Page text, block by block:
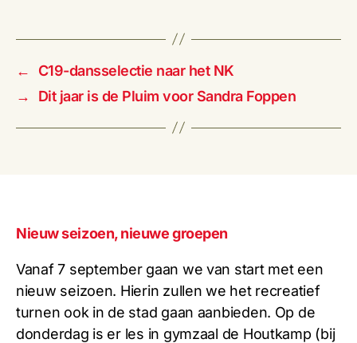
←
C19-dansselectie naar het NK
→
Dit jaar is de Pluim voor Sandra Foppen
Nieuw seizoen, nieuwe groepen
Vanaf 7 september gaan we van start met een
nieuw seizoen. Hierin zullen we het recreatief
turnen ook in de stad gaan aanbieden. Op de
donderdag is er les in gymzaal de Houtkamp (bij